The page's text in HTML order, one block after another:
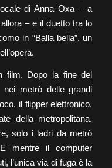
di Anna Oxa – a
– e il duetto tra lo
in “Balla bella”, un
film. Dopo la fine del
nei metrò delle grandi
il flipper elettronico.
della metropolitana.
solo i ladri da metrò
mentre il computer
l’unica via di fuga è la